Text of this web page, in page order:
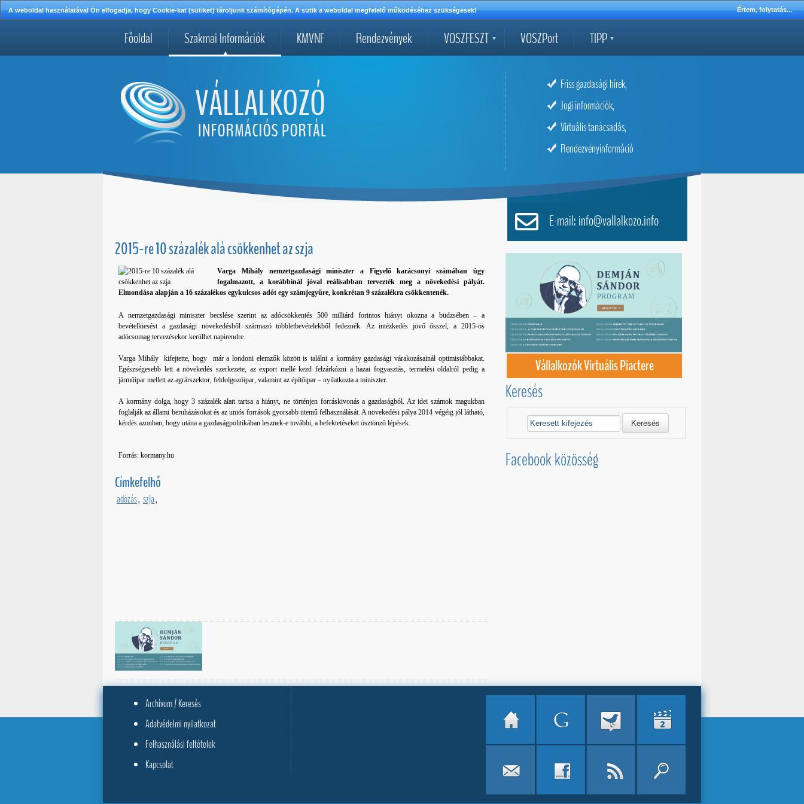
A weboldal használatával Ön elfogadja, hogy Cookie-kat (sütiket) tároljunk számítógépén. A sütik a weboldal megfelelő működéséhez szükségesek! Értem, folytatás...
Főoldal Szakmai Információk KMVNF Rendezvények VOSZFESZT VOSZPort TIPP
Friss gazdasági hírek,
Jogi információk,
Virtuális tanácsadás,
Rendezvényinformáció
2015-re 10 százalék alá csökkenhet az szja
Varga Mihály nemzetgazdasági miniszter a Figyelő karácsonyi számában úgy
fogalmazott, a korábbinál jóval reálisabban tervezték meg a növekedési pályát.
Elmondása alapján a 16 százalékos egykulcsos adót egy számjegyűre, konkrétan 9 százalékra csökkentenék.
A nemzetgazdasági miniszter becslése szerint az adócsökkentés 500 milliárd forintos hiányt okozna a büdzsében – a
bevételkiesést a gazdasági növekedésből származó többletbevételekből fedeznék. Az intézkedés jövő ősszel, a 2015-ös
adócsomag tervezésekor kerülhet napirendre.
Varga Mihály kifejtette, hogy már a londoni elemzők között is találni a kormány gazdasági várakozásainál optimistábbakat.
Egészségesebb lett a növekedés szerkezete, az export mellé kezd felzárkózni a hazai fogyasztás, termelési oldalról pedig a
járműipar mellett az agrárszektor, feldolgozóipar, valamint az építőipar – nyilatkozta a miniszter.
A kormány dolga, hogy 3 százalék alatt tartsa a hiányt, ne történjen forráskivonás a gazdaságból. Az idei számok magukban
foglalják az állami beruházásokat és az uniós források gyorsabb ütemű felhasználását. A növekedési pálya 2014 végéig jól látható,
kérdés azonban, hogy utána a gazdaságpolitikában lesznek-e további, a befektetéseket ösztönző lépések.
Forrás: kormany.hu
Címkefelhő
adózás, szja,
E-mail: info@vallalkozo.info
Vállalkozók Virtuális Piactere
Keresés
Keresés
Facebook közösség
Archívum / Keresés
Adatvédelmi nyilatkozat
Felhasználási feltételek
Kapcsolat